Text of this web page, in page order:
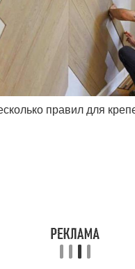
правил для